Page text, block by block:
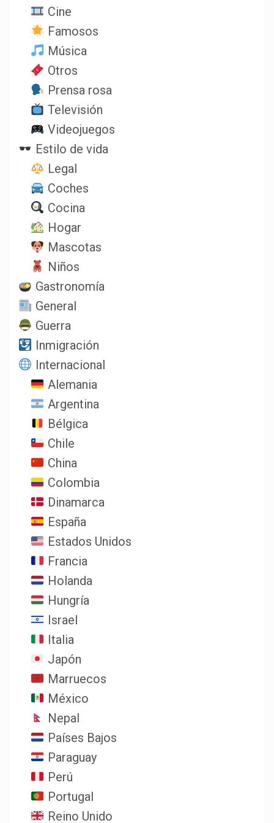
Cine
Famosos
Música
Otros
Prensa rosa
Televisión
Videojuegos
Estilo de vida
Legal
Coches
Cocina
Hogar
Mascotas
Niños
Gastronomía
General
Guerra
Inmigración
Internacional
Alemania
Argentina
Bélgica
Chile
China
Colombia
Dinamarca
España
Estados Unidos
Francia
Holanda
Hungría
Israel
Italia
Japón
Marruecos
México
Nepal
Países Bajos
Paraguay
Perú
Portugal
Reino Unido